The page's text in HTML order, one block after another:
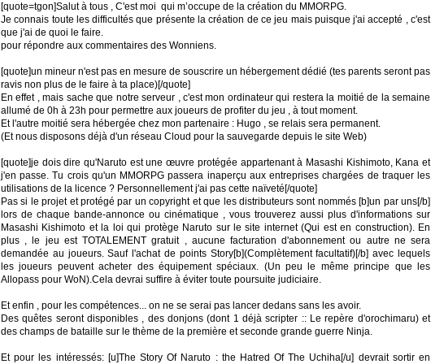
[quote=tgon]Salut à tous , C'est moi qui m’occupe de la création du MMORPG.
Je connais toute les difficultés que présente la création de ce jeu mais puisque j'ai accepté , c'est
que j'ai de quoi le faire.
pour répondre aux commentaires des Wonniens.
[quote]un mineur n'est pas en mesure de souscrire un hébergement dédié (tes parents seront pas
ravis non plus de le faire à ta place)[/quote]
En effet , mais sache que notre serveur , c'est mon ordinateur qui restera la moitié de la semaine
allumé de 0h à 23h pour permettre aux joueurs de profiter du jeu , à tout moment.
Et l'autre moitié sera hébergée chez mon partenaire : Hugo , se relais sera permanent.
(Et nous disposons déjà d'un réseau Cloud pour la sauvegarde depuis le site Web)
[quote]je dois dire qu'Naruto est une œuvre protégée appartenant à Masashi Kishimoto, Kana et
j'en passe. Tu crois qu'un MMORPG passera inaperçu aux entreprises chargées de traquer les
utilisations de la licence ? Personnellement j'ai pas cette naïveté[/quote]
Pas si le projet et protégé par un copyright et que les distributeurs sont nommés [b]un par uns[/b]
lors de chaque bande-annonce ou cinématique , vous trouverez aussi plus d'informations sur
Masashi Kishimoto et la loi qui protège Naruto sur le site internet (Qui est en construction). En
plus , le jeu est TOTALEMENT gratuit , aucune facturation d'abonnement ou autre ne sera
demandée au joueurs. Sauf l'achat de points Story[b](Complètement facultatif)[/b] avec lequels
les joueurs peuvent acheter des équipement spéciaux. (Un peu le même principe que les
Allopass pour WoN).Cela devrai suffire à éviter toute poursuite judiciaire.
Et enfin , pour les compétences... on ne se serai pas lancer dedans sans les avoir.
Des quêtes seront disponibles , des donjons (dont 1 déjà scripter :: Le repère d'orochimaru) et
des champs de bataille sur le thème de la première et seconde grande guerre Ninja.
Et pour les intéressés: [u]The Story Of Naruto : the Hatred Of The Uchiha[/u] devrait sortir en